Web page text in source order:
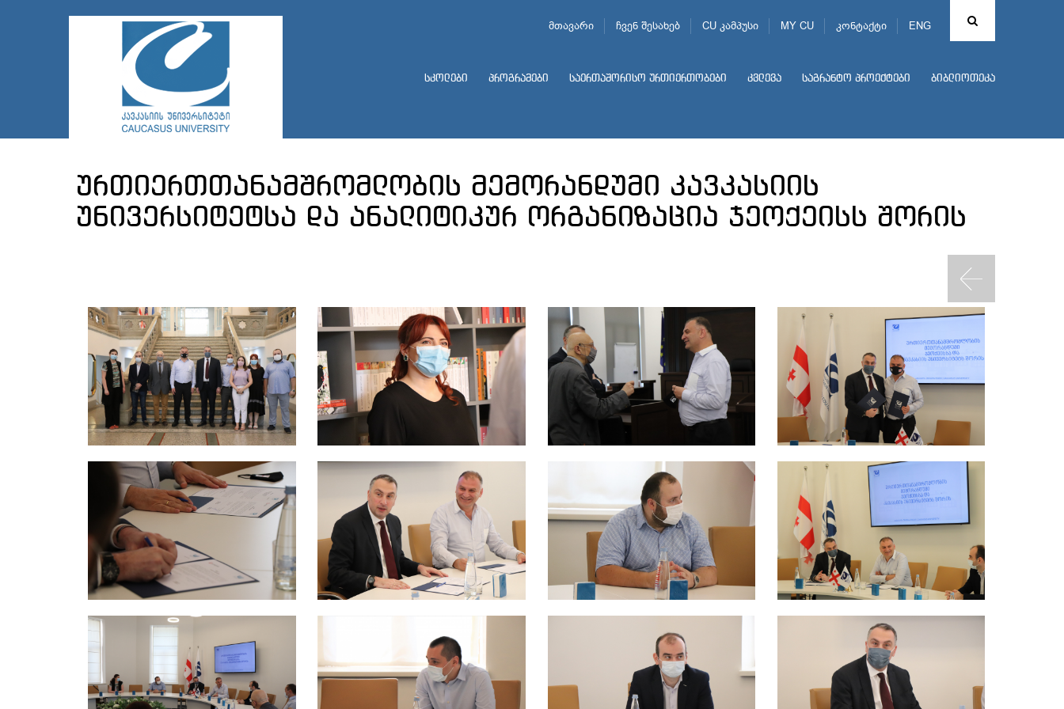
ENG
მთავარი ჩვენ შესახებ CU კამპუსი MY CU კონტაქტი
სკოლები პროგრამები საერთაშორისო ურთიერთობები კვლევა საგრანტო პროექტები ბიბლიოთეკა
ურთიერთთანამშრომლობის მემორანდუმი კავკასიის
უნივერსიტეტსა და ანალიტიკურ ორგანიზაცია ჯეოქეისს შორის